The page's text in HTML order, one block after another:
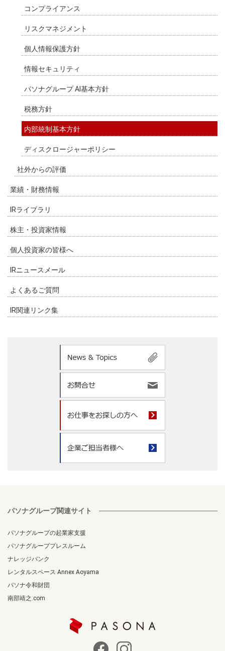
コンプライアンス
リスクマネジメント
個人情報保護方針
情報セキュリティ
パソナグループ AI基本方針
税務方針
内部統制基本方針
ディスクロージャーポリシー
社外からの評価
業績・財務情報
IRライブラリ
株主・投資家情報
個人投資家の皆様へ
IRニュースメール
よくあるご質問
IR関連リンク集
パソナグループ関連サイト
パソナグループの起業家支援
パソナグループプレスルーム
ナレッジバンク
レンタルスペース Annex Aoyama
パソナ令和財団
南部靖之.com